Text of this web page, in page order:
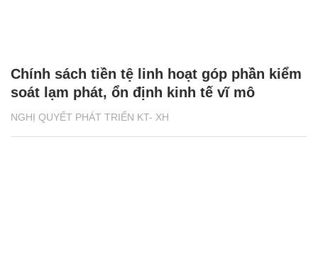
NGHỊ QUYẾT PHÁT TRIỂN KT- XH
Chính sách tiền tệ linh hoạt góp phần kiểm
soát lạm phát, ổn định kinh tế vĩ mô